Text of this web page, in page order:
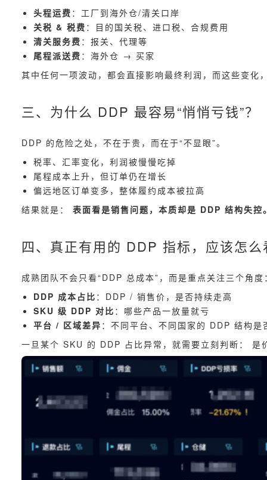
头程运费 ：工厂到海外仓/清关口岸
关税 & 税费 ：目的国关税、进口税、合规费用
清关服务费 ：报关、代理等
尾程派送费 ：海外仓 → 买家
其中任何一项波动，都会直接影响最终利润，而这些变化
三、为什么 DDP 最容易“悄悄亏钱”？
DDP 的危险之处，不在于贵，而在于“不显眼”。
税率、汇率变化，利润被慢慢吃掉
尾程成本上升，但订单仍在增长
偏远地区订单变多，整体履约成本被拉高
结果就是： 表面看是销售问题，本质却是 DDP 结构失控
四、真正有用的 DDP 指标，应该怎么
成熟团队不会只看“DDP 总成本”，而是重点关注三个角度
DDP 成本占比 ：DDP / 销售价，是否持续走高
SKU 级 DDP 对比 ：哪些产品一放量就亏
平台 / 区域差异 ：不同平台、不同国家的 DDP 结构是
一旦某个 SKU 的 DDP 占比异常，就需要立刻判断： 是